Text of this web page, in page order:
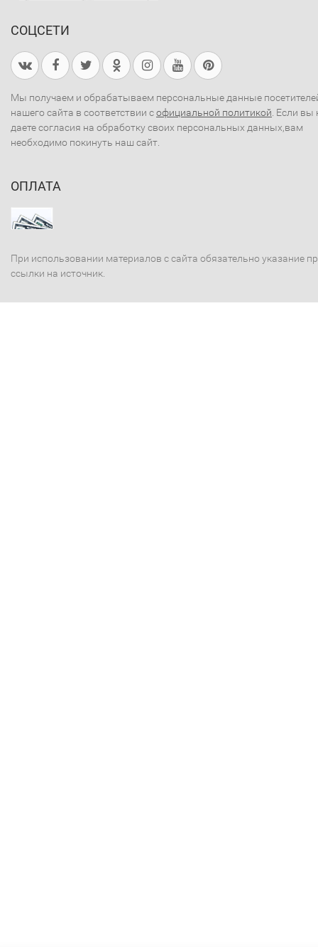
СОЦСЕТИ
Мы получаем и обрабатываем персональные данные
нашего сайта в соответствии софициальной политикой . Если вы
даете согласия на обработку своих персональных данных,вам
необходимо покинуть наш сайт.
ОПЛАТА
При использовании материалов с сайта обязательно указание
ссылки на источник.